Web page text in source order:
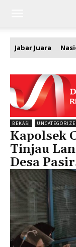
Jabar Juara
BEKASI
Kapolsek
Tinjau
Desa